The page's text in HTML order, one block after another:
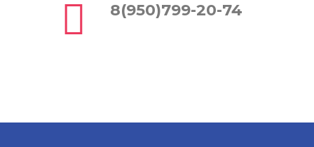
8(950)799-20-74